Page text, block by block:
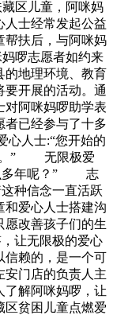
区儿童，阿咪妈
人士经常发起公益
帮扶后，与阿咪妈
啰志愿者如约来
的地理环境、教育
要开展的活动。通
对阿咪妈啰助学表
者已经参与了十多
人士:“您开始的
。” 无限极爱
么多年呢？” 志
种信念一直活跃
和爱心人士搭建沟
愿改善孩子们的生
让无限极的爱心
信赖的，是一个可
安门店的负责人主
了解阿咪妈啰，让
区贫困儿童点燃爱